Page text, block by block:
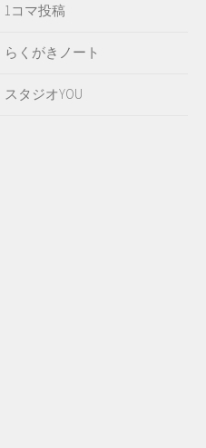
1コマ投稿
らくがきノート
スタジオYOU